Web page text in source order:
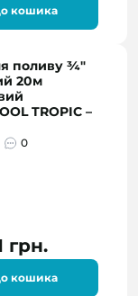
кошика
поливу ¾"
20м
TROPIC –
0
грн.
кошика